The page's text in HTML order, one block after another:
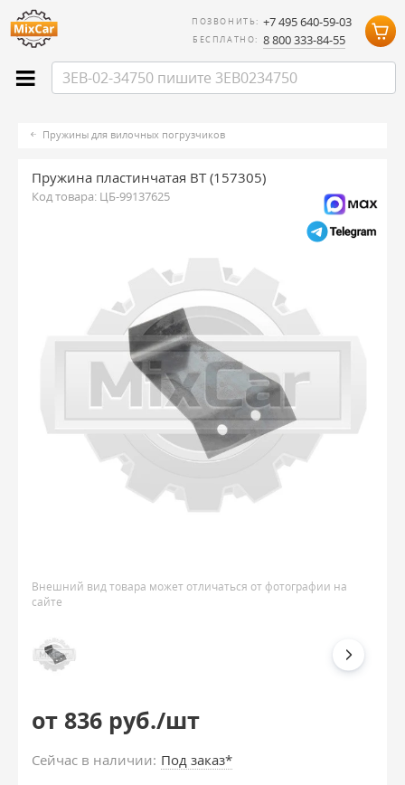
ПОЗВОНИТЬ: +7 495 640-59-03
БЕСПЛАТНО: 8 800 333-84-55
Пружины для вилочных погрузчиков
Пружина пластинчатая BT (157305)
Код товара: ЦБ-99137625
Внешний вид товара может отличаться от фотографии на
сайте
от 836 руб./шт
Сейчас в наличии: Под заказ*